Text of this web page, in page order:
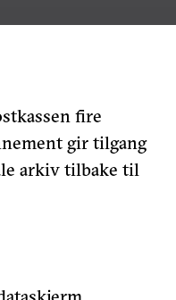
fire
gir tilgang
arkiv tilbake til